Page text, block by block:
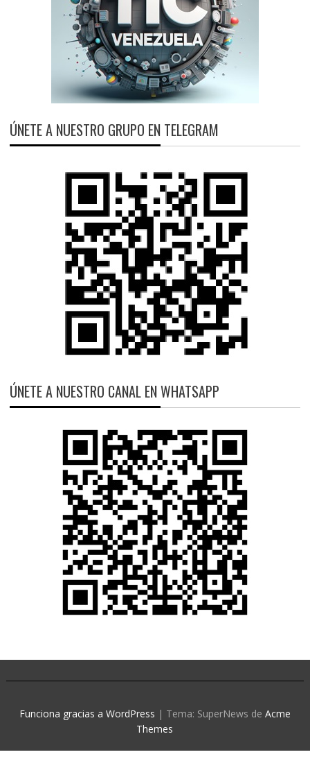
ÚNETE A NUESTRO GRUPO EN TELEGRAM
ÚNETE A NUESTRO CANAL EN WHATSAPP
Funciona gracias a WordPress | Tema: SuperNews de Acme
Themes